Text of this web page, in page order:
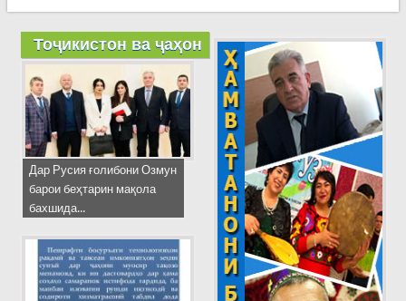
Тоҷикистон ва ҷаҳон
Дар Русия ғолибони Озмун
барои беҳтарин мақола
бахшида...